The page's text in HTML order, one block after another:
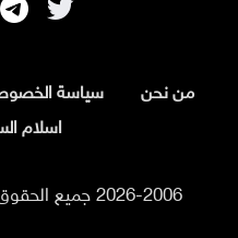
من نحن سياسة
اسلام
2026-2006 جميع الحقوق محفوظة لموقع السوسنة